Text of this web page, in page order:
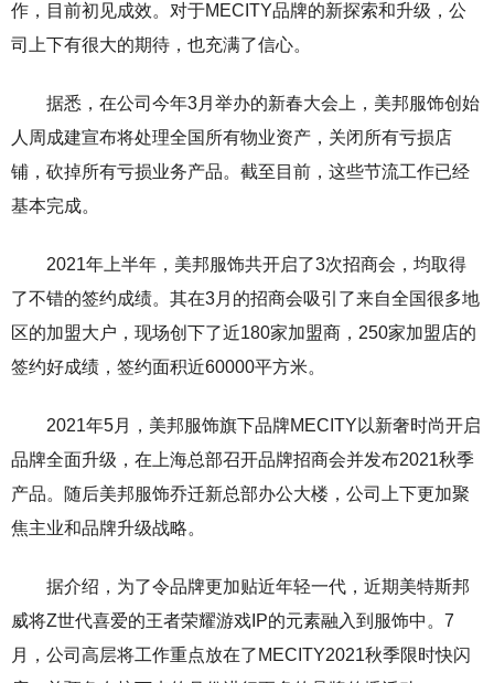
作，目前初见成效。对于MECITY品牌的新探索和升级，公
司上下有很大的期待，也充满了信心。
据悉，在公司今年3月举办的新春大会上，美邦服饰创始
人周成建宣布将处理全国所有物业资产，关闭所有亏损店
铺，砍掉所有亏损业务产品。截至目前，这些节流工作已经
基本完成。
2021年上半年，美邦服饰共开启了3次招商会，均取得
了不错的签约成绩。其在3月的招商会吸引了来自全国很多地
区的加盟大户，现场创下了近180家加盟商，250家加盟店的
签约好成绩，签约面积近60000平方米。
2021年5月，美邦服饰旗下品牌MECITY以新奢时尚开启
品牌全面升级，在上海总部召开品牌招商会并发布2021秋季
产品。随后美邦服饰乔迁新总部办公大楼，公司上下更加聚
焦主业和品牌升级战略。
据介绍，为了令品牌更加贴近年轻一代，近期美特斯邦
威将Z世代喜爱的王者荣耀游戏IP的元素融入到服饰中。7
月，公司高层将工作重点放在了MECITY2021秋季限时快闪